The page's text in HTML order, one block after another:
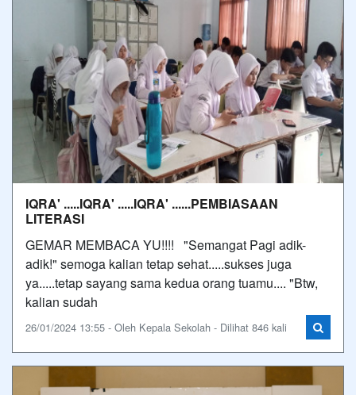
IQRA' .....IQRA' .....IQRA' ......PEMBIASAAN
LITERASI
GEMAR MEMBACA YU!!!! "Semangat Pagi adik-
adik!" semoga kalian tetap sehat.....sukses juga
ya.....tetap sayang sama kedua orang tuamu.... "Btw,
kalian sudah
26/01/2024 13:55 - Oleh Kepala Sekolah - Dilihat 846 kali